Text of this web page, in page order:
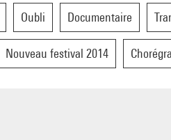
Oubli Documentaire
Nouveau festival 2014